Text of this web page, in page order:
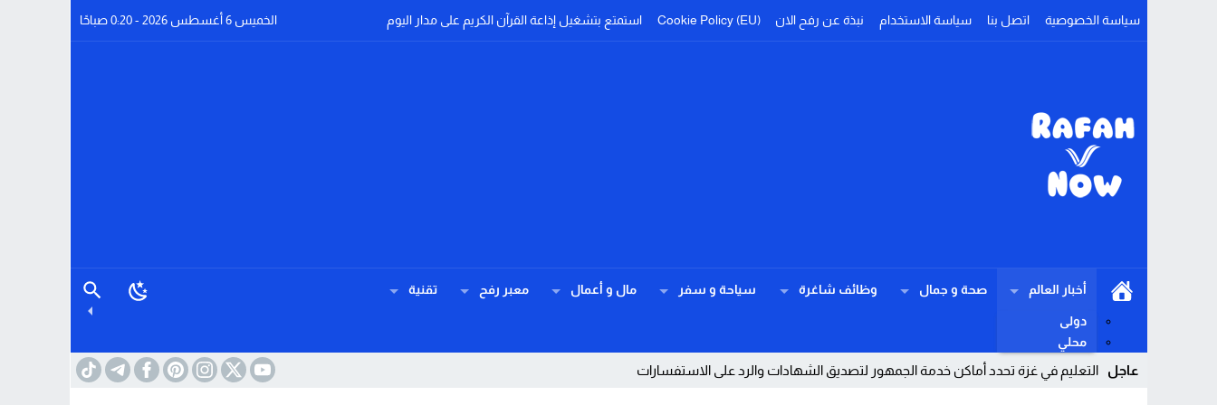
سياسة الخصوصية اتصل بنا سياسة الاستخدام نبذة عن رفح الان Cookie Policy (EU) استمتع بتشغيل إذاعة القرآن الكريم على مدار اليوم الخميس 6 أغسطس 2026 - 0:20 صباحًا
أخبار العالم
دولى
محلي
صحة و جمال وظائف شاغرة سياحة و سفر مال و أعمال معبر رفح تقنية
عاجل التعليم في غزة تحدد أماكن خدمة الجمهور لتصديق الشهادات والرد على الاستفسارات